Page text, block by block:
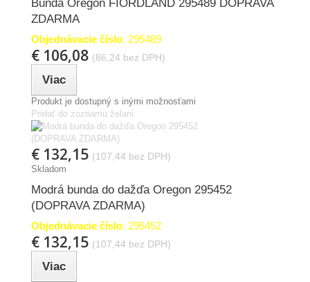
Bunda Oregon FIORDLAND 295489 DOPRAVA
ZDARMA
Objednávacie číslo: 295489
€ 106,08 (86,24 bez DPH)
Viac
Produkt je dostupný s inými možnosťami
Pridať do zoznamu želaní
€ 132,15 (107,44 bez DPH)
Skladom
Modrá bunda do dažďa Oregon 295452
(DOPRAVA ZDARMA)
Objednávacie číslo: 295452
€ 132,15 (107,44 bez DPH)
Viac